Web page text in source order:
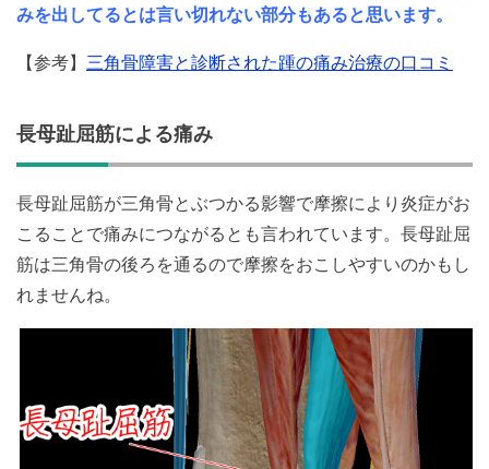
みを出してるとは言い切れない部分もあると思います。
【参考】 三角骨障害と診断された踵の痛み治療の口コミ
長母趾屈筋による痛み
長母趾屈筋が三角骨とぶつかる影響で摩擦により炎症がお
こることで痛みにつながるとも言われています。長母趾屈
筋は三角骨の後ろを通るので摩擦をおこしやすいのかもし
れませんね。